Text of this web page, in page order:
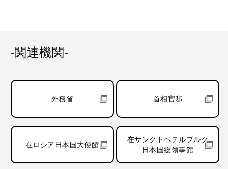
-関連機関-
外務省 首相官邸
在ロシア日本国大使館
在サンクトペテルブルク
日本国総領事館